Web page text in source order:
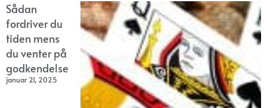
Sådan
fordriver du
tiden mens
du venter på
godkendelse
januar 21, 2025